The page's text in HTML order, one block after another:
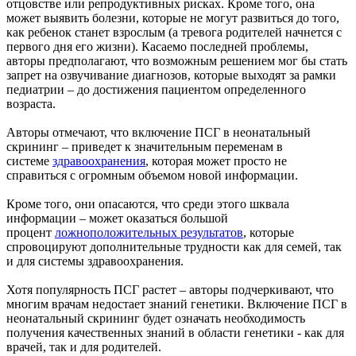
отцовстве или репродуктивных рисках. Кроме того, она
может выявить болезни, которые не могут развиться до того,
как ребенок станет взрослым (а тревога родителей начнется с
первого дня его жизни). Касаемо последней проблемы,
авторы предполагают, что возможным решением мог бы стать
запрет на озвучивание диагнозов, которые выходят за рамки
педиатрии – до достижения пациентом определенного
возраста.
Авторы отмечают, что включение ПСГ в неонатальный
скрининг – приведет к значительным переменам в
системе здравоохранения, которая может просто не
справиться с огромным объемом новой информации.
Кроме того, они опасаются, что среди этого шквала
информации – может оказаться большой
процент ложноположительных результатов, которые
спровоцируют дополнительные трудности как для семей, так
и для системы здравоохранения.
Хотя популярность ПСГ растет – авторы подчеркивают, что
многим врачам недостает знаний генетики. Включение ПСГ в
неонатальный скрининг будет означать необходимость
получения качественных знаний в области генетики - как для
врачей, так и для родителей.